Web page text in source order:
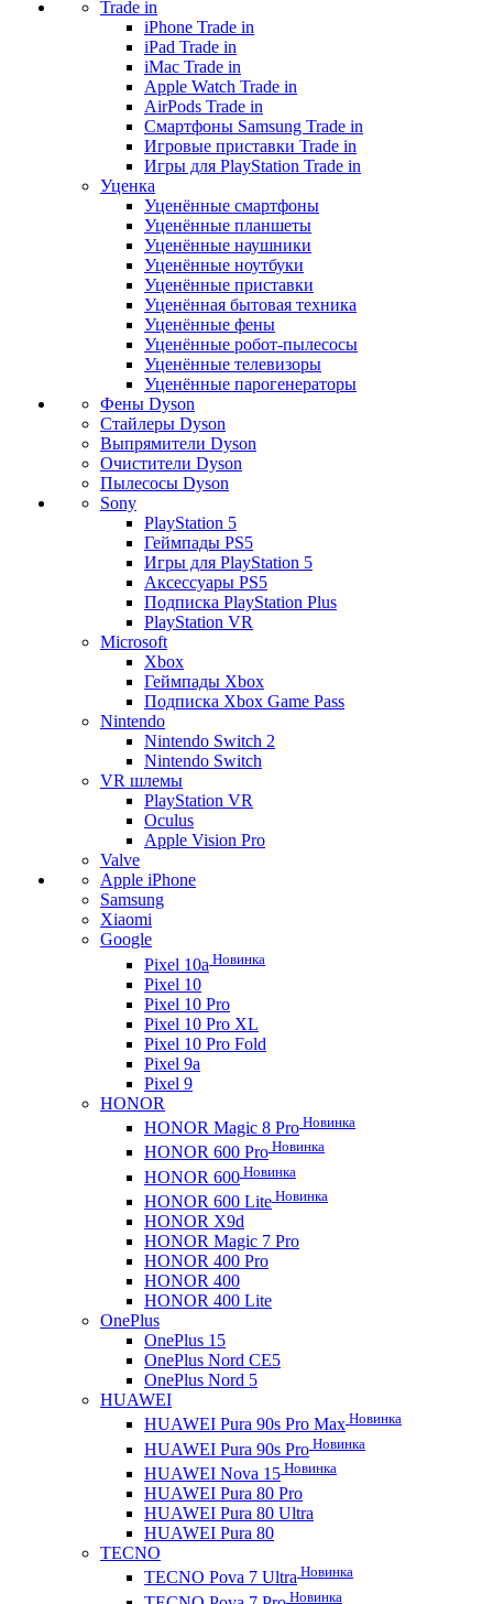
Trade in
iPhone Trade in
iPad Trade in
iMac Trade in
Apple Watch Trade in
AirPods Trade in
Смартфоны Samsung Trade in
Игровые приставки Trade in
Игры для PlayStation Trade in
Уценка
Уценённые смартфоны
Уценённые планшеты
Уценённые наушники
Уценённые ноутбуки
Уценённые приставки
Уценённая бытовая техника
Уценённые фены
Уценённые робот-пылесосы
Уценённые телевизоры
Уценённые парогенераторы
Фены Dyson
Стайлеры Dyson
Выпрямители Dyson
Очистители Dyson
Пылесосы Dyson
Sony
PlayStation 5
Геймпады PS5
Игры для PlayStation 5
Аксессуары PS5
Подписка PlayStation Plus
PlayStation VR
Microsoft
Xbox
Геймпады Xbox
Подписка Xbox Game Pass
Nintendo
Nintendo Switch 2
Nintendo Switch
VR шлемы
PlayStation VR
Oculus
Apple Vision Pro
Valve
Apple iPhone
Samsung
Xiaomi
Google
Pixel 10a Новинка
Pixel 10
Pixel 10 Pro
Pixel 10 Pro XL
Pixel 10 Pro Fold
Pixel 9a
Pixel 9
HONOR
HONOR Magic 8 Pro Новинка
HONOR 600 Pro Новинка
HONOR 600 Новинка
HONOR 600 Lite Новинка
HONOR X9d
HONOR Magic 7 Pro
HONOR 400 Pro
HONOR 400
HONOR 400 Lite
OnePlus
OnePlus 15
OnePlus Nord CE5
OnePlus Nord 5
HUAWEI
HUAWEI Pura 90s Pro Max Новинка
HUAWEI Pura 90s Pro Новинка
HUAWEI Nova 15 Новинка
HUAWEI Pura 80 Pro
HUAWEI Pura 80 Ultra
HUAWEI Pura 80
TECNO
TECNO Pova 7 Ultra Новинка
Новинка